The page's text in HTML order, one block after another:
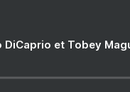
DiCaprio et Tobey